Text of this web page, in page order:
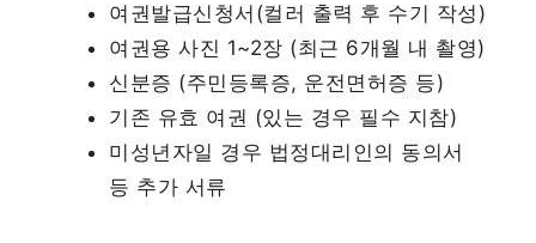
여권발급신청서(컬러 출력 후 수기 작성)
여권용 사진 1~2장 (최근 6개월 내 촬영)
신분증 (주민등록증, 운전면허증 등)
기존 유효 여권 (있는 경우 필수 지참)
미성년자일 경우 법정대리인의 동의서
등 추가 서류